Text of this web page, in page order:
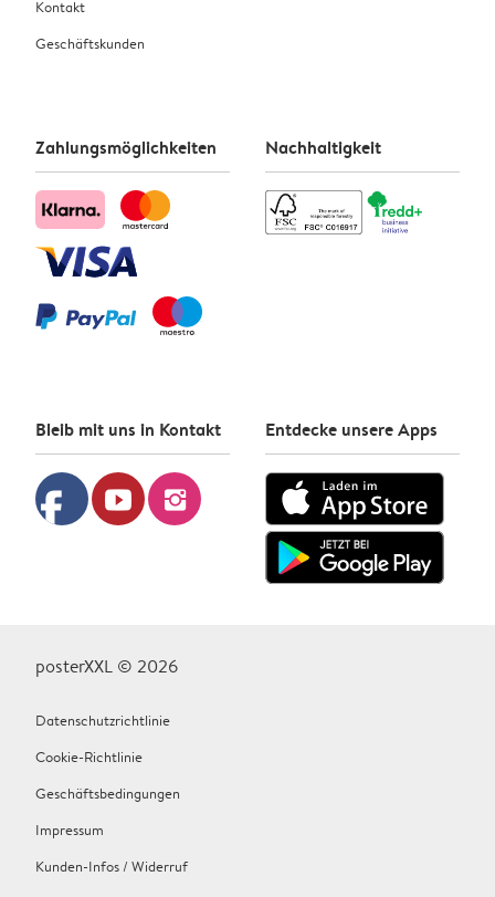
Kontakt
Geschäftskunden
Zahlungsmöglichkeiten Nachhaltigkeit
Bleib mit uns in Kontakt
facebook youtube instagram
Entdecke unsere Apps
posterXXL © 2026
Datenschutzrichtlinie
Cookie-Richtlinie
Geschäftsbedingungen
Impressum
Kunden-Infos / Widerruf